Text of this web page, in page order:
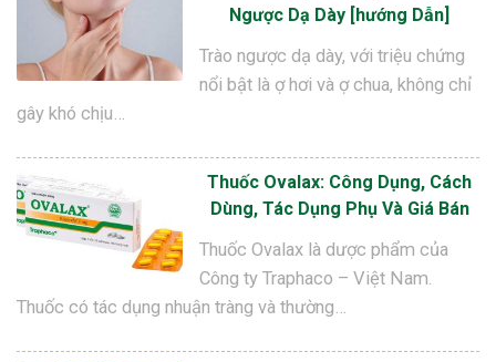
Ngược Dạ Dày [hướng Dẫn]
Trào ngược dạ dày, với triệu chứng
nổi bật là ợ hơi và ợ chua, không chỉ
gây khó chịu…
Thuốc Ovalax: Công Dụng, Cách
Dùng, Tác Dụng Phụ Và Giá Bán
Thuốc Ovalax là dược phẩm của
Công ty Traphaco – Việt Nam.
Thuốc có tác dụng nhuận tràng và thường…